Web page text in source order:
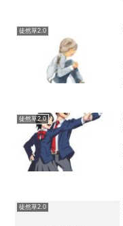
徒然草2.0
徒然草2.0
徒然草2.0